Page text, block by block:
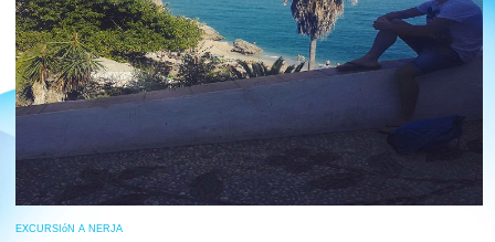
EXCURSIóN A NERJA